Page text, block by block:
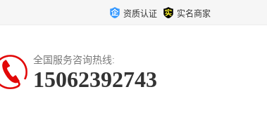
资质认证 实名商家
全国服务咨询热线:
15062392743